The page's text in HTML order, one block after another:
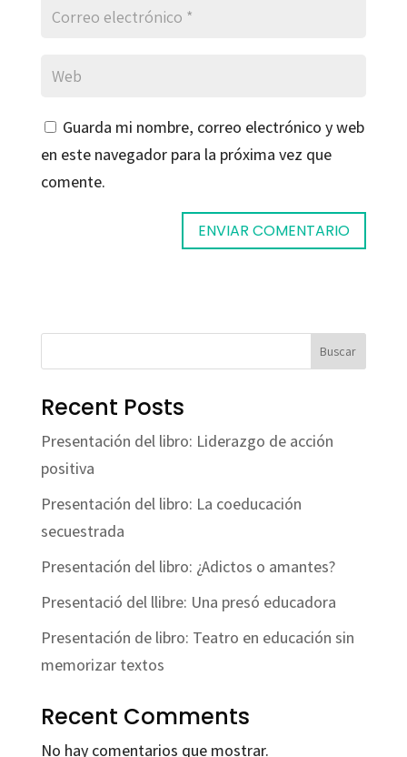
Guarda mi nombre, correo electrónico y web
en este navegador para la próxima vez que
comente.
Buscar
Recent Posts
Presentación del libro: Liderazgo de acción
positiva
Presentación del libro: La coeducación
secuestrada
Presentación del libro: ¿Adictos o amantes?
Presentació del llibre: Una presó educadora
Presentación de libro: Teatro en educación sin
memorizar textos
Recent Comments
No hay comentarios que mostrar.